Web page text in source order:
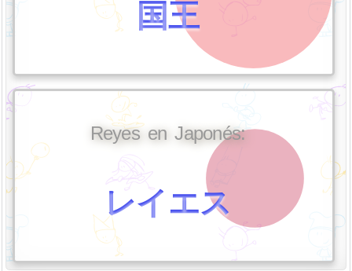
国王
Reyes en Japonés:
レイエス